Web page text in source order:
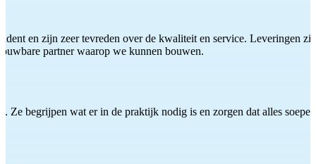
en zijn zeer tevreden over de kwaliteit en service. Leveringen
partner waarop we kunnen bouwen.
Ze begrijpen wat er in de praktijk nodig is en zorgen dat alles